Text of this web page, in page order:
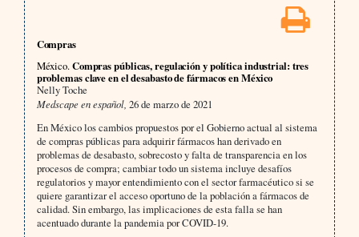
Compras
México.Compras públicas, regulación y política industrial: tres
problemas clave en el desabasto de fármacos en México
Nelly Toche
Medscape en español, 26 de marzo de 2021
En México los cambios propuestos por el Gobierno actual al sistema
de compras públicas para adquirir fármacos han derivado en
problemas de desabasto, sobrecosto y falta de transparencia en los
procesos de compra; cambiar todo un sistema incluye desafíos
regulatorios y mayor entendimiento con el sector farmacéutico si se
quiere garantizar el acceso oportuno de la población a fármacos de
calidad. Sin embargo, las implicaciones de esta falla se han
acentuado durante la pandemia por COVID-19.